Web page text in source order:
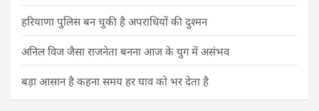
हरियाणा पुलिस बन चुकी है अपराधियों की दुश्मन
अनिल विज जैसा राजनेता बनना आज के युग में असंभव
बड़ा आसान है कहना समय हर घाव को भर देता है